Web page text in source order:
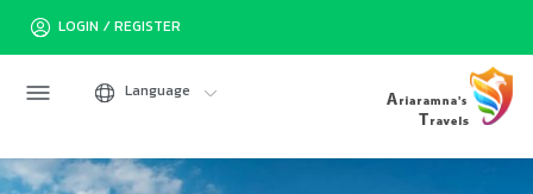
LOGIN / REGISTER
Language